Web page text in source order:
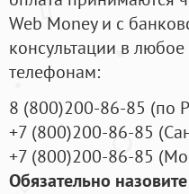
Web Money и с
консультации в
телефонам:
8 (800)200-86-85 (по
+7 (800)200-86-85 (
+7 (800)200-86-85 (
Обязательно